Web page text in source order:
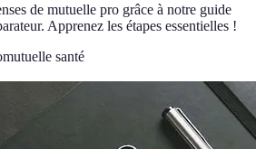
de mutuelle pro grâce à notre guide
Apprenez les étapes essentielles !
mutuelle santé